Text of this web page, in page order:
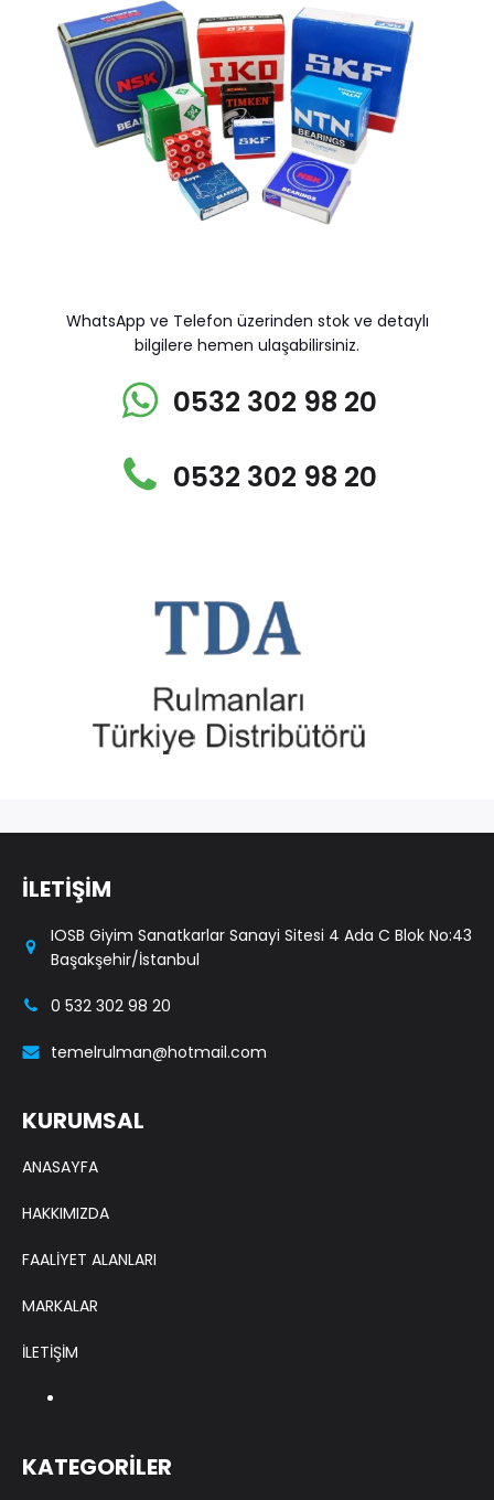
WhatsApp ve Telefon üzerinden stok ve detaylı
bilgilere hemen ulaşabilirsiniz.
0532 302 98 20
0532 302 98 20
İLETİŞİM
IOSB Giyim Sanatkarlar Sanayi Sitesi 4 Ada C Blok No:43
Başakşehir/İstanbul
0 532 302 98 20
temelrulman@hotmail.com
KURUMSAL
ANASAYFA
HAKKIMIZDA
FAALİYET ALANLARI
MARKALAR
İLETİŞİM
KATEGORİLER